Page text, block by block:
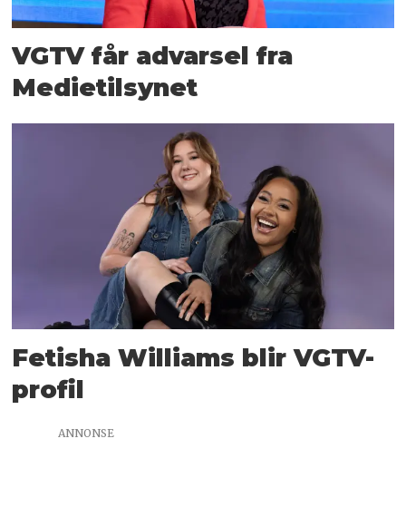
VGTV får advarsel fra
Medietilsynet
Fetisha Williams blir VGTV-
profil
ANNONSE